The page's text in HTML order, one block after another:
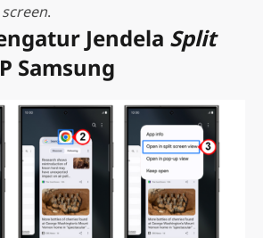
.
Jendela Split
Samsung